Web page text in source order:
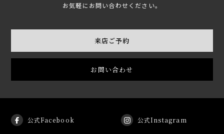
お気軽にお問い合わせください。
来店ご予約
お問い合わせ
公式Facebook 公式Instagram